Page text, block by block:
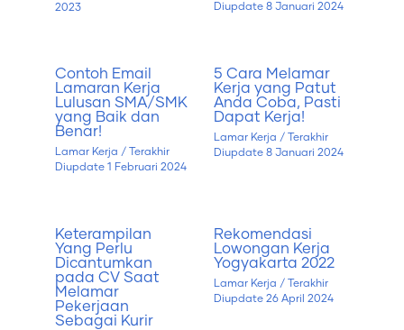
2023
Diupdate8 Januari 2024
Contoh Email
Lamaran Kerja
Lulusan SMA/SMK
yang Baik dan
Benar!
Lamar Kerja / Terakhir
Diupdate 1 Februari 2024
5 Cara Melamar
Kerja yang Patut
Anda Coba, Pasti
Dapat Kerja!
Lamar Kerja / Terakhir
Diupdate8 Januari 2024
Keterampilan
Yang Perlu
Dicantumkan
pada CV Saat
Melamar
Pekerjaan
Sebagai Kurir
Rekomendasi
Lowongan Kerja
Yogyakarta 2022
Lamar Kerja / Terakhir
Diupdate26 April 2024